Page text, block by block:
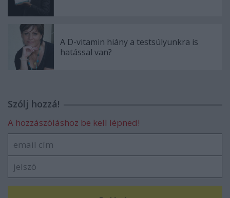
A D-vitamin hiány a testsúlyunkra is
hatással van?
Szólj hozzá!
A hozzászóláshoz be kell lépned!